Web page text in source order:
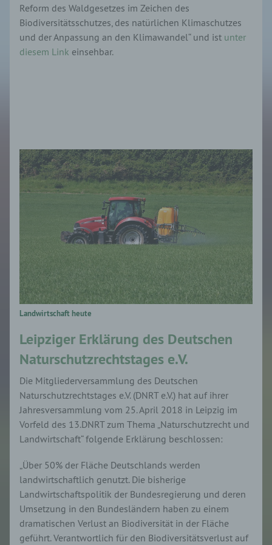
Reform des Waldgesetzes im Zeichen des
Biodiversitätsschutzes, des natürlichen Klimaschutzes
und der Anpassung an den Klimawandel“ und ist unter
diesem Link einsehbar.
Landwirtschaft heute
Leipziger Erklärung des Deutschen
Naturschutzrechtstages e.V.
Die Mitgliederversammlung des Deutschen
Naturschutzrechtstages e.V. (DNRT e.V.) hat auf ihrer
Jahresversammlung vom 25. April 2018 in Leipzig im
Vorfeld des 13.DNRT zum Thema „Naturschutzrecht und
Landwirtschaft“ folgende Erklärung beschlossen:
„Über 50% der Fläche Deutschlands werden
landwirtschaftlich genutzt. Die bisherige
Landwirtschaftspolitik der Bundesregierung und deren
Umsetzung in den Bundesländern haben zu einem
dramatischen Verlust an Biodiversität in der Fläche
geführt. Verantwortlich für den Biodiversitätsverlust auf